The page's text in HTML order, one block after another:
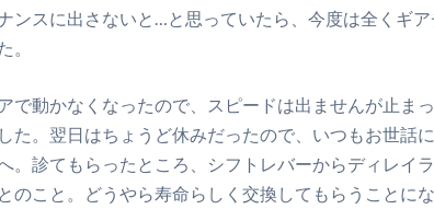
ンスに出さないと…と思っていたら、今度は全くギア
。
で動かなくなったので、スピードは出ませんが止ま
た。翌日はちょうど休みだったので、いつもお世話
。診てもらったところ、シフトレバーからディレイ
のこと。どうやら寿命らしく交換してもらうことに